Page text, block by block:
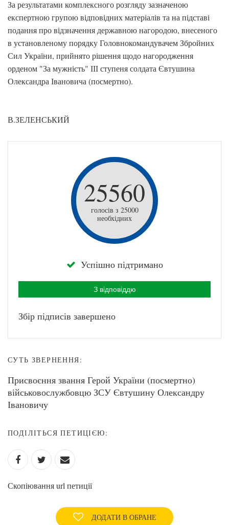
За результатами комплексного розгляду зазначеною
експертною групою відповідних матеріалів та на підставі
подання про відзначення державною нагородою, внесеного
в установленому порядку Головнокомандувачем Збройних
Сил України, прийнято рішення щодо нагородження
орденом "За мужність" ІІІ ступеня солдата Євтушина
Олександра Івановича (посмертно).
В.ЗЕЛЕНСЬКИЙ
25560
голосів з 25000
необхідних
Успішно підтримано
З відповіддю
Збір підписів завершено
СУТЬ ЗВЕРНЕННЯ:
Присвоєння звання Герой України (посмертно)
військовослужбовцю ЗСУ Євтушину Олександру
Івановичу
ПОДІЛІТЬСЯ ПЕТИЦІЄЮ:
Скопіювання url петиції
ДОДАТИ В ОБРАНЕ